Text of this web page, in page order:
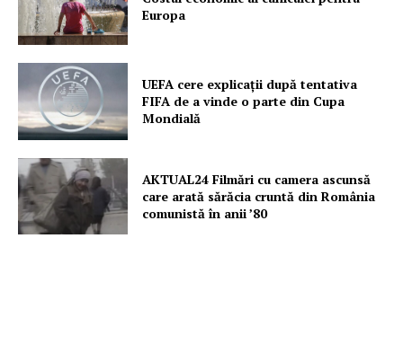
Europa
UEFA cere explicații după tentativa
FIFA de a vinde o parte din Cupa
Mondială
AKTUAL24 Filmări cu camera ascunsă
care arată sărăcia cruntă din România
comunistă în anii ’80